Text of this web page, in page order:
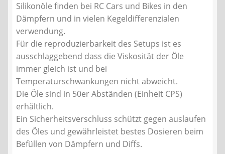
Silikonöle finden bei RC Cars und Bikes in den
Dämpfern und in vielen Kegeldifferenzialen
verwendung.
Für die reproduzierbarkeit des Setups ist es
ausschlaggebend dass die Viskosität der Öle
immer gleich ist und bei
Temperaturschwankungen nicht abweicht.
Die Öle sind in 50er Abständen (Einheit CPS)
erhältlich.
Ein Sicherheitsverschluss schützt gegen auslaufen
des Öles und gewährleistet bestes Dosieren beim
Befüllen von Dämpfern und Diffs.